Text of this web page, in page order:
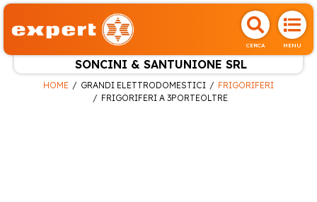
CERCA MENU
SONCINI & SANTUNIONE SRL
HOME GRANDI ELETTRODOMESTICI
FRIGORIFERI
FRIGORIFERI A 3PORTEOLTRE